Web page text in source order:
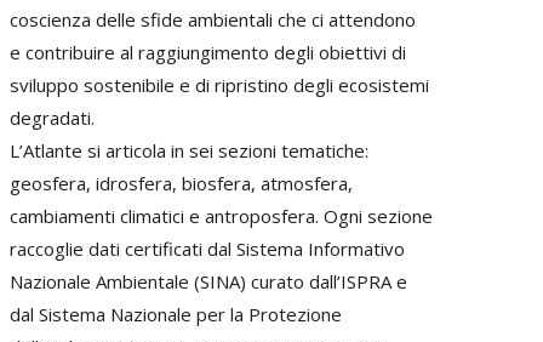
coscienza delle sfide ambientali che ci attendono
e contribuire al raggiungimento degli obiettivi di
sviluppo sostenibile e di ripristino degli ecosistemi
degradati.
L’Atlante si articola in sei sezioni tematiche:
geosfera, idrosfera, biosfera, atmosfera,
cambiamenti climatici e antroposfera. Ogni sezione
raccoglie dati certificati dal Sistema Informativo
Nazionale Ambientale (SINA) curato dall’ISPRA e
dal Sistema Nazionale per la Protezione